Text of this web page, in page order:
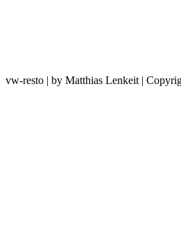
vw-resto | by Matthias Lenkeit |